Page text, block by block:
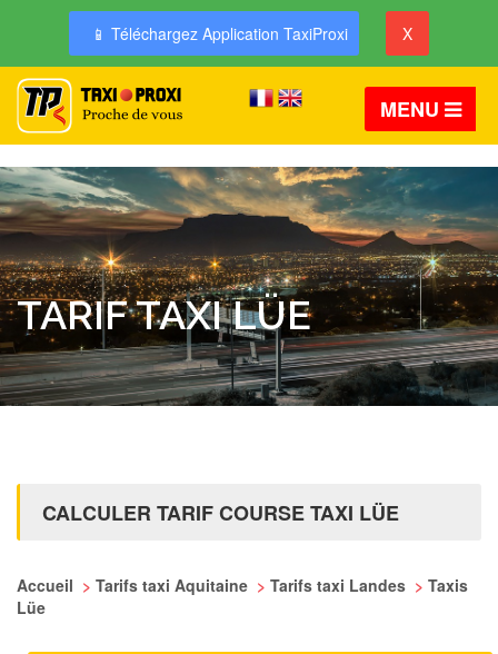
📱 Téléchargez Application TaxiProxi X
MENU
TARIF TAXI LÜE
CALCULER TARIF COURSE TAXI LÜE
Accueil > Tarifs taxi Aquitaine > Tarifs taxi Landes > Taxis
Lüe